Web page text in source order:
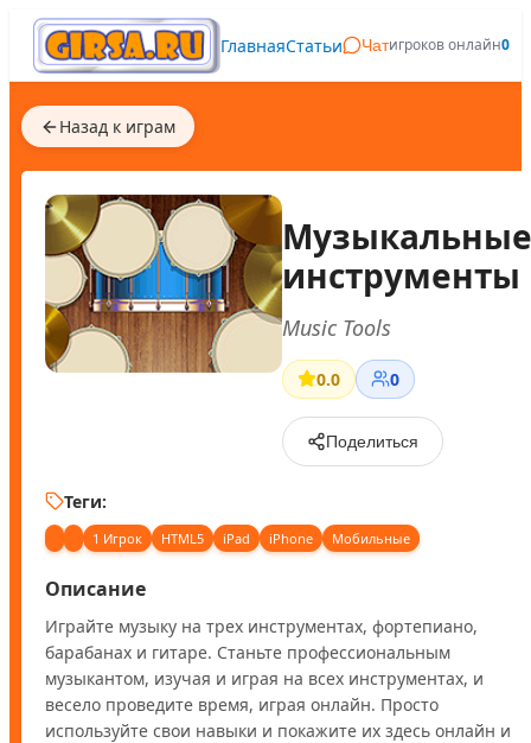
ГлавнаяСтатьи Чатигроков онлайн0
Назад к играм
Музыкальные
инструменты
Music Tools
0.0 0
Поделиться
Теги:
1 Игрок HTML5 iPad iPhone Мобильные
Описание
Играйте музыку на трех инструментах, фортепиано,
барабанах и гитаре. Станьте профессиональным
музыкантом, изучая и играя на всех инструментах, и
весело проведите время, играя онлайн. Просто
используйте свои навыки и покажите их здесь онлайн и